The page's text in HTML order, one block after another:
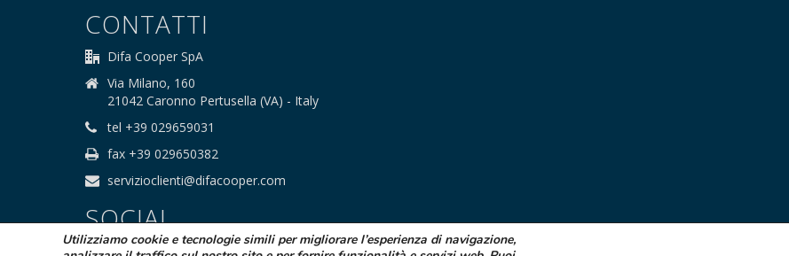
CONTATTI
Difa Cooper SpA
Via Milano, 160
21042 Caronno Pertusella (VA) - Italy
tel +39 029659031
fax +39 029650382
servizioclienti@difacooper.com
SOCIAL
Utilizziamo cookie e tecnologie simili per migliorare l’esperienza di navigazione,